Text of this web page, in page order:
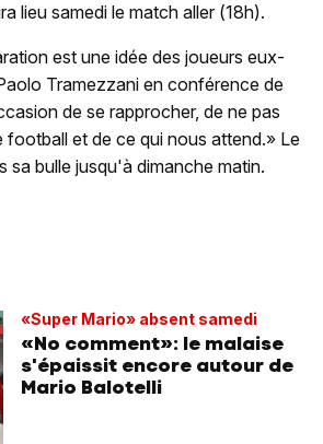
lieu samedi le match aller (18h).
est une idée des joueurs eux-
Tramezzani en conférence de
de se rapprocher, de ne pas
football et de ce qui nous attend.» Le
sa bulle jusqu'à dimanche matin.
«Super Mario» absent samedi
«No comment»: le malaise
s'épaissit encore autour de
Mario Balotelli